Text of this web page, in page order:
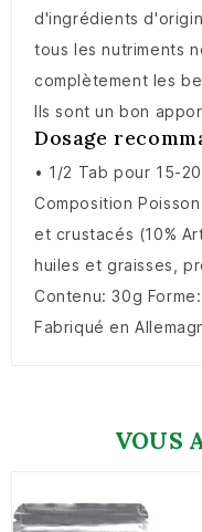
d'ingrédients
tous les nutriments
complètement les
Ils sont un bon
Dosage
• 1/2 Tab pour 15-
Composition
et crustacés (10%
huiles et graisses,
Contenu: 30g
Fabriqué en
VOUS